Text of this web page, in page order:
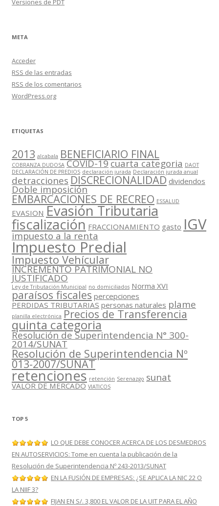
Versiones de PDT
META
Acceder
RSS de las entradas
RSS de los comentarios
WordPress.org
ETIQUETAS
2013 alcabala BENEFICIARIO FINAL
COBRANZA DUDOSA COVID-19cuarta categoria DAOT
DECLARACIÓN DE PREDIOS declaración jurada Declaración jurada anual
detracciones DISCRECIONALIDAD dividendos
Doble imposición
EMBARCACIONES DE RECREO ESSALUD
EVASION Evasión Tributaria
fiscalización FRACCIONAMIENTO gasto IGV
impuesto a la renta
Impuesto Predial
Impuesto Vehícular
INCREMENTO PATRIMONIAL NO
JUSTIFICADO
Ley de Tributación Municipal no domiciliados Norma XVI
paraísos fiscales percepciones
PERDIDAS TRIBUTARIAS personas naturales plame
planilla electrónica Precios de Transferencia
quinta categoria
Resolución de Superintendencia N° 300-
2014/SUNAT
Resolución de Superintendencia Nº
013-2007/SUNAT
retenciones retención Serenazgo sunat
VALOR DE MERCADO VIATICOS
TOP 5
LO QUE DEBE CONOCER ACERCA DE LOS DESMEDROS
EN AUTOSERVICIOS: Tome en cuenta la publicación de la
Resolución de Superintendencia Nº 243-2013/SUNAT
EN LA FUSIÓN DE EMPRESAS: ¿SE APLICA LA NIC 22 O
LA NIIF 3?
FIJAN EN S/. 3,800 EL VALOR DE LA UIT PARA EL AÑO